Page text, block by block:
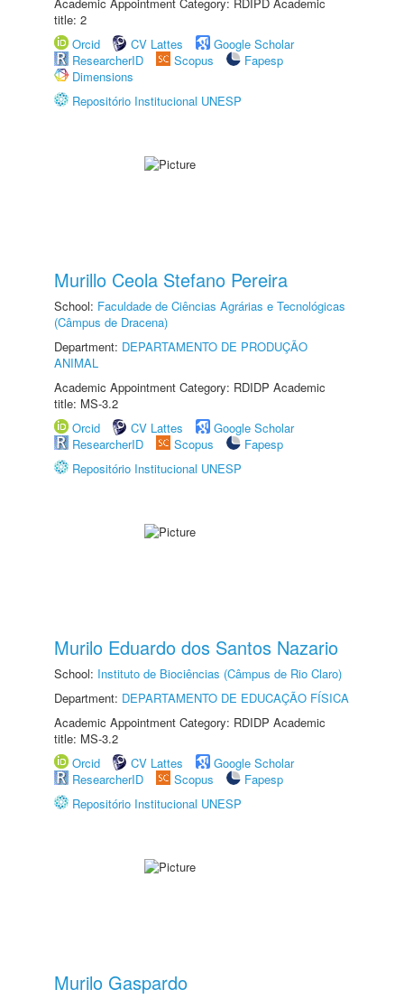
title: 2
Orcid
CV Lattes
Google Scholar
ResearcherID
Scopus
Fapesp
Dimensions
Repositório Institucional UNESP
Murillo Ceola Stefano Pereira
School: Faculdade de Ciências Agrárias e Tecnológicas
(Câmpus de Dracena)
Department: DEPARTAMENTO DE PRODUÇÃO
ANIMAL
Academic Appointment Category: RDIDP Academic
title: MS-3.2
Orcid
CV Lattes
Google Scholar
ResearcherID
Scopus
Fapesp
Repositório Institucional UNESP
Murilo Eduardo dos Santos Nazario
School: Instituto de Biociências (Câmpus de Rio Claro)
Department: DEPARTAMENTO DE EDUCAÇÃO FÍSICA
Academic Appointment Category: RDIDP Academic
title: MS-3.2
Orcid
CV Lattes
Google Scholar
ResearcherID
Scopus
Fapesp
Repositório Institucional UNESP
Murilo Gaspardo